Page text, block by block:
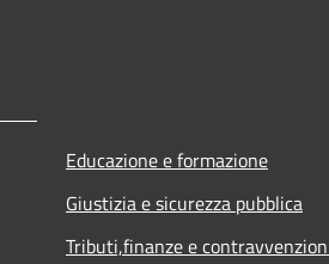
Educazione e formazione
Giustizia e sicurezza pubblica
Tributi,finanze e